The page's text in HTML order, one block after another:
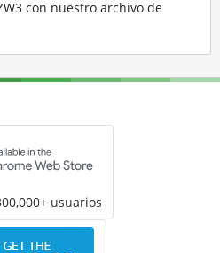
con nuestro archivo de
usuarios